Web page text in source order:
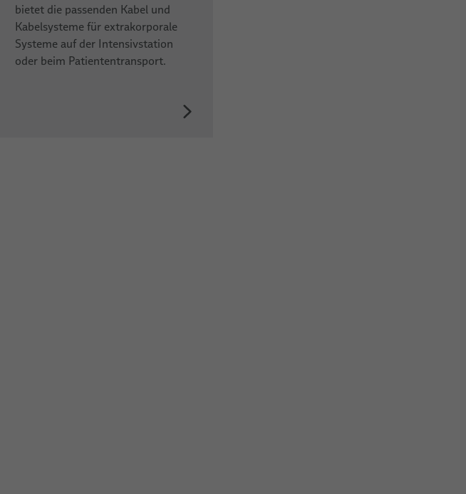
bietet die passenden Kabel und
Kabelsysteme für extrakorporale
Systeme auf der Intensivstation
oder beim Patiententransport.